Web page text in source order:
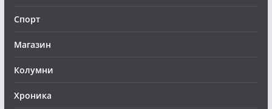
Спорт
Магазин
Колумни
Хроника